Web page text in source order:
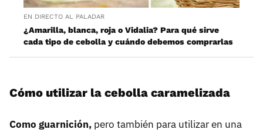
EN DIRECTO AL PALADAR
¿Amarilla, blanca, roja o Vidalia? Para qué sirve
cada tipo de cebolla y cuándo debemos comprarlas
Cómo utilizar la cebolla caramelizada
Como guarnición, pero también para utilizar en una